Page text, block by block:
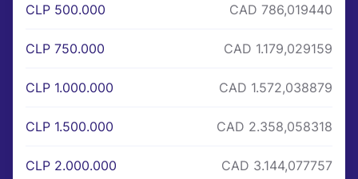
CLP 500.000 CAD 786,019440
CLP 750.000 CAD 1.179,029159
CLP 1.000.000 CAD 1.572,038879
CLP 1.500.000 CAD 2.358,058318
CLP 2.000.000 CAD 3.144,077757